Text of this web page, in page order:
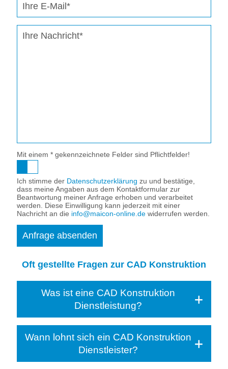
Mit einem * gekennzeichnete Felder sind Pflichtfelder!
Ich stimme der Datenschutz­erklärung zu und bestätige,
dass meine Angaben aus dem Kontaktformular zur
Beantwortung meiner Anfrage erhoben und verarbeitet
werden. Diese Einwilligung kann jederzeit mit einer
Nachricht an die info@maicon-online.de widerrufen werden.
Bitte lasse dieses Feld leer.
Oft gestellte Fragen zur CAD Konstruktion
Was ist eine CAD Konstruktion
Dienstleistung?
Wann lohnt sich ein CAD Konstruktion
Dienstleister?